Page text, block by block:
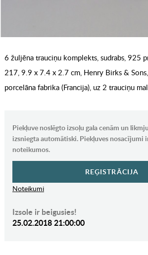
6 žuljēna trauciņu komplekts, sudrabs, 925
217, 9.9 x 7.4 x 2.7 cm, Henry Birks &
porcelāna fabrika (Francija), uz 2 trauciņu
Piekļuve noslēgto izsoļu gala cenām un
izsniegta automātiski. Piekļuves nosacījumi
noteikumos.
REĢISTRĀCIJA
Noteikumi
Izsole ir beigusies!
25.02.2018 21:00:00